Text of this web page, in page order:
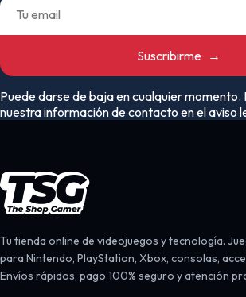
Suscribirme →
Puede darse de baja en cualquier momento.
nuestra información de contacto en el aviso
Tu tienda online de videojuegos y tecnología.
para Nintendo, PlayStation, Xbox, consolas,
Envíos rápidos, pago 100% seguro y atención